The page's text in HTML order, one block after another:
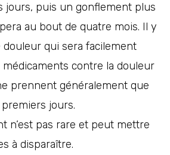
jours, puis un gonflement plus
au bout de quatre mois. Il y
qui sera facilement
contre la douleur
prennent généralement que
jours.
n’est pas rare et peut mettre
à disparaître.